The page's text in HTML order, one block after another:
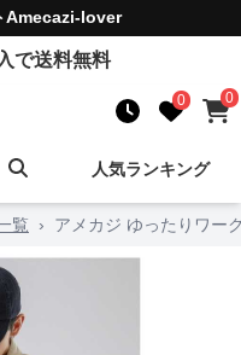
Amecazi-lover
で送料無料
0 0
人気ランキング
覧 › アメカジ ゆったりワー